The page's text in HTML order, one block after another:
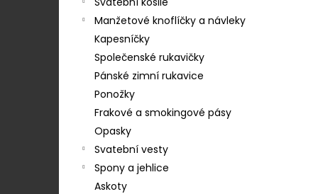
Manžetové knoflíčky a návleky
Kapesníčky
Společenské rukavičky
Pánské zimní rukavice
Ponožky
Frakové a smokingové pásy
Opasky
Svatební vesty
Spony a jehlice
Askoty
MM, MOTÝLEK A KAPESNÍČEK MODRÁ,
KOŇAKOVÁ KŮŽE 886-2244369
1 754 Kč